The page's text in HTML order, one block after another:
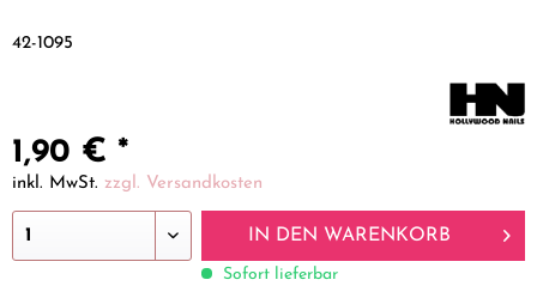
42-1095
1,90 € *
inkl. MwSt. zzgl. Versandkosten
IN DEN WARENKORB
Sofort lieferbar